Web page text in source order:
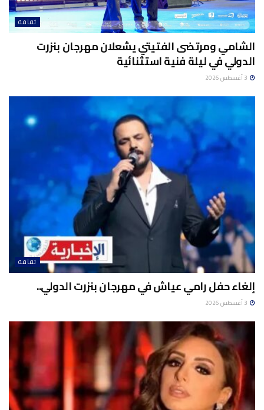
ثقافة
الشامي ومرتضى الفتيتي يشعلان مهرجان بنزرت
الدولي في ليلة فنية استثنائية
ثقافة
إلغاء حفل رامي عياش في مهرجان بنزرت الدولي..